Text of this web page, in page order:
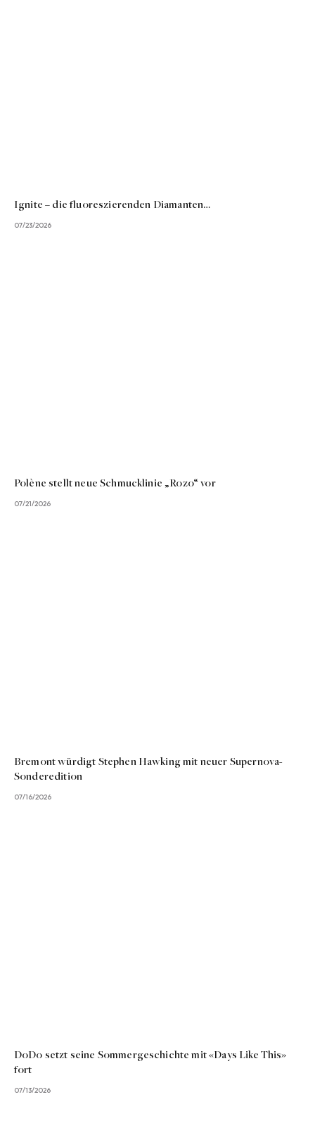
Ignite – die fluoreszierenden Diamanten…
07/23/2026
Polène stellt neue Schmucklinie „Rozo“ vor
07/21/2026
Bremont würdigt Stephen Hawking mit neuer Supernova-
Sonderedition
07/16/2026
DoDo setzt seine Sommergeschichte mit «Days Like This»
fort
07/13/2026